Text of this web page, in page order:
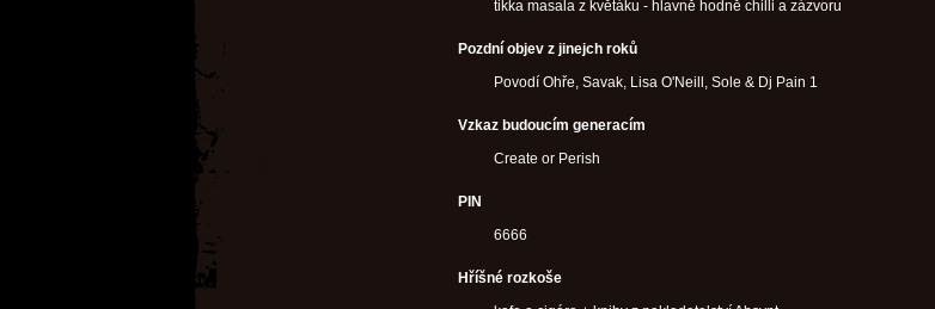
tikka masala z květáku - hlavně hodně chilli a zázvoru
Pozdní objev z jinejch roků
Povodí Ohře, Savak, Lisa O'Neill, Sole & Dj Pain 1
Vzkaz budoucím generacím
Create or Perish
PIN
6666
Hříšné rozkoše